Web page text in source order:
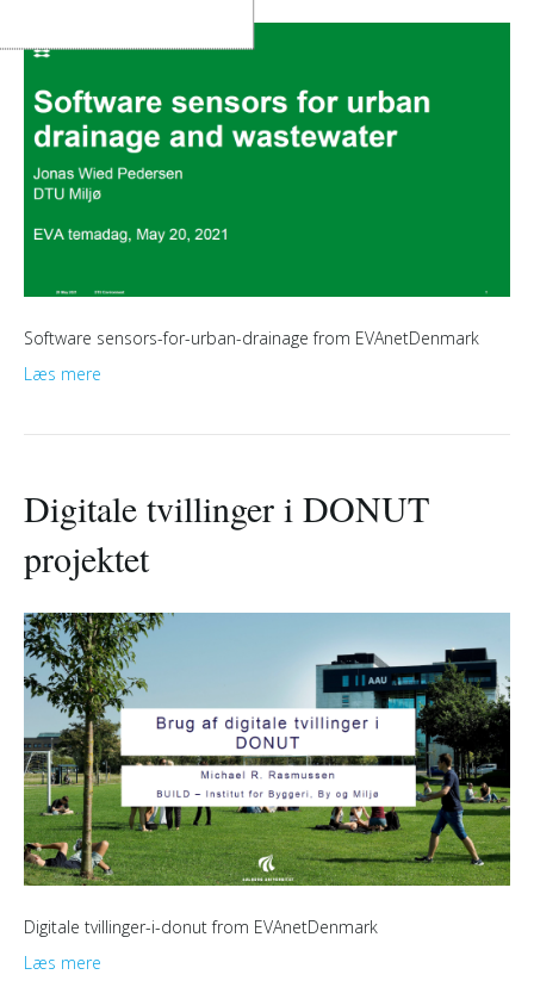
Software sensors-for-urban-drainage from EVAnetDenmark
Læs mere
Digitale tvillinger i DONUT
projektet
Digitale tvillinger-i-donut from EVAnetDenmark
Læs mere